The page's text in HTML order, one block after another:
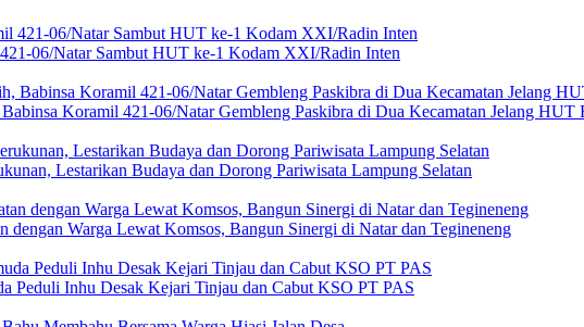
06/Natar Sambut HUT ke-1 Kodam XXI/Radin Inten
Koramil 421-06/Natar Gembleng Paskibra di Dua Kecamatan Jelang HUT
Lestarikan Budaya dan Dorong Pariwisata Lampung Selatan
dengan Warga Lewat Komsos, Bangun Sinergi di Natar dan Tegineneng
Peduli Inhu Desak Kejari Tinjau dan Cabut KSO PT PAS